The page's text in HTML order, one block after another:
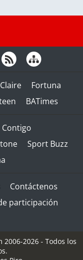
Fortuna
BATimes
Contigo
Sport Buzz
Contáctenos
participación
2026 - Todos los